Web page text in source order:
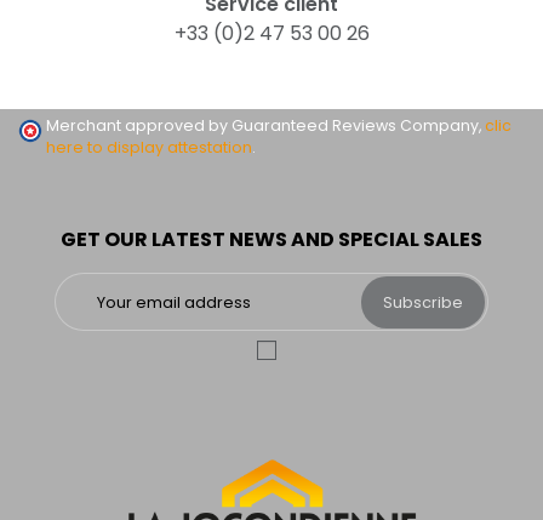
+33 (0)2 47 53 00 26
GET OUR LATEST NEWS AND SPECIAL SALES
Subscribe
Merchant approved by Guaranteed Reviews Company,clic
here to display attestation.